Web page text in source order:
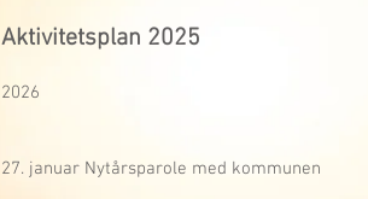
Aktivitetsplan 2025
2026
27. januar Nytårsparole med kommunen